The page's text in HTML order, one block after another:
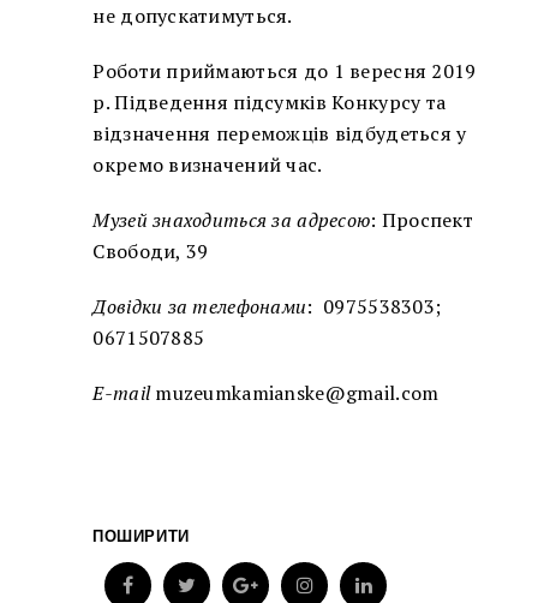
не допускатимуться.
Роботи приймаються до 1 вересня 2019
р. Підведення підсумків Конкурсу та
відзначення переможців відбудеться у
окремо визначений час.
Музей знаходиться за адресою: Проспект
Свободи, 39
Довідки за телефонами: 0975538303;
0671507885
Е-mail muzeumkamianske@gmail.com
ПОШИРИТИ